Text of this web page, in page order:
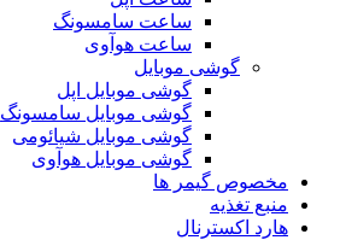
ساعت سامسونگ
ساعت هوآوی
گوشی موبایل
گوشی موبایل اپل
گوشی موبایل سامسونگ
گوشی موبایل شیائومی
گوشی موبایل هوآوی
مخصوص گیمر ها
منبع تغذیه
هارد اکسترنال